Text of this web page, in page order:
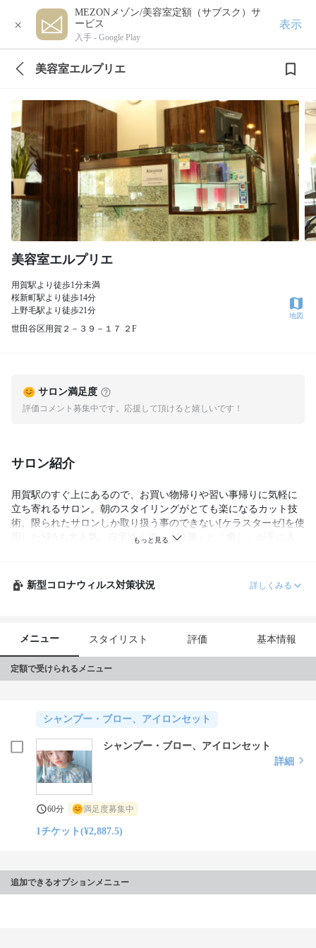
×
MEZONメゾン/美容室定額（サブスク）サ
ービス
入手 - Google Play
表示
美容室エルプリエ
美容室エルプリエ
用賀駅より徒歩1分未満
桜新町駅より徒歩14分
上野毛駅より徒歩21分
世田谷区用賀２－３９－１７ ２F
地図
サロン満足度
評価コメント募集中です。応援して頂けると嬉しいです！
サロン紹介
用賀駅のすぐ上にあるので、お買い物帰りや習い事帰りに気軽に
立ち寄れるサロン。朝のスタイリングがとても楽になるカット技
術、限られたサロンしか取り扱う事のできない[ケラスターゼ]を使
用したSPAも大人気。自宅近くで、「綺麗」と「癒し」が手に入
新型コロナウィルス対策状況 詳しくみる
メニュー スタイリスト 評価 基本情報
定額で受けられるメニュー
シャンプー・ブロー、アイロンセット
シャンプー・ブロー、アイロンセット
詳細
60分 満足度募集中
1チケット(¥2,887.5)
追加できるオプションメニュー